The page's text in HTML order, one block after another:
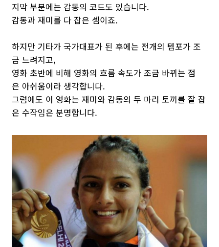
지막 부분에는 감동의 코드도 있습니다.
감동과 재미를 다 잡은 셈이죠.
하지만 기타가 국가대표가 된 후에는 전개의 템포가 조
금 느려지고,
영화 초반에 비해 영화의 흐름 속도가 조금 바뀌는 점
은 아쉬움이라 생각합니다.
그럼에도 이 영화는 재미와 감동의 두 마리 토끼를 잘 잡
은 수작임은 분명합니다.